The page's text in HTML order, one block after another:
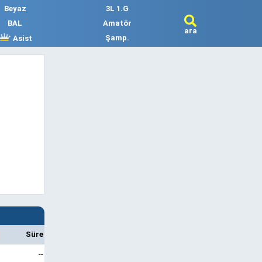
Beyaz
3L 1.G
BAL
Amatör
Asist Şamp.
ara
Süre
--